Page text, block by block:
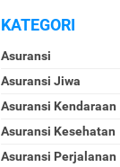
KATEGORI
Asuransi
Asuransi Jiwa
Asuransi Kendaraan
Asuransi Kesehatan
Asuransi Perjalanan